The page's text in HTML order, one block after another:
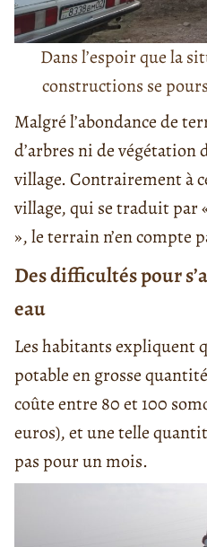
Dans l’espoir que la
constructions se
Malgré l’abondance de
d’arbres ni de végétation
village. Contrairement à
village, qui se traduit par
», le terrain n’en compte
Des difficultés pour
eau
Les habitants expliquent
potable en grosse
coûte entre 80 et 100
euros), et une telle
pas pour un mois.